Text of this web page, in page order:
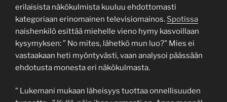
erilaisista näkökulmista kuuluu ehdottomasti
kategoriaan erinomainen televisiomainos. Spotissa
naishenkilö esittää miehelle vieno hymy kasvoillaan
kysymyksen: ” No mites, lähetkö mun luo?” Mies ei
vastaakaan heti myöntyvästi, vaan analysoi päässään
ehdotusta monesta eri näkökulmasta.
” Lukemani mukaan läheisyys tuottaa onnellisuuden